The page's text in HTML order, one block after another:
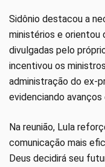
Sidônio destacou a
ministérios e orientou
divulgadas pelo
incentivou os
administração do ex-
evidenciando
Na reunião, Lula
comunicação mais
Deus decidirá seu